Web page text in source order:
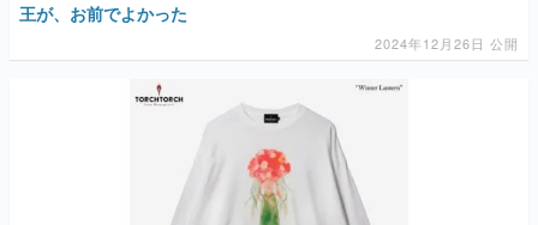
王が、お前でよかった
2024年12月26日 公開